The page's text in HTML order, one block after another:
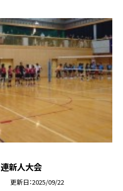
連新人大会
更新日 2025/09/22